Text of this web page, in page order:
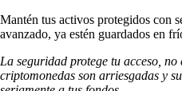
Mantén tus activos protegidos con
avanzado, ya estén guardados en
La seguridad protege tu acceso,
criptomonedas son arriesgadas y